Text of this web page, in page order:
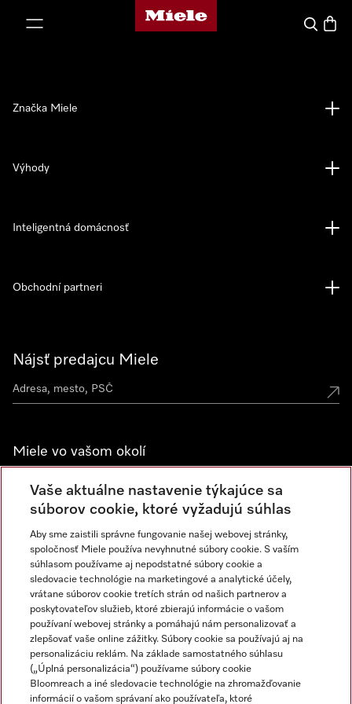
Domovská stránka spoločnosti Miele
Hľadať
Nájsť predajcu Miele
Miele vo vašom okolí
Spoznajte predajne Miele
Newsletter
Značka Miele
Výhody
Inteligentná domácnosť
Obchodní partneri
Miele na Instagrame
Miele na YouTube
Vaše aktuálne nastavenie týkajúce sa
súborov cookie, ktoré vyžadujú súhlas
Aby sme zaistili správne fungovanie našej webovej stránky,
spoločnosť Miele používa nevyhnutné súbory cookie. S vaším
súhlasom používame aj nepodstatné súbory cookie a
sledovacie technológie na marketingové a analytické účely,
vrátane súborov cookie tretích strán od našich partnerov a
poskytovateľov služieb, ktoré zbierajú informácie o vašom
používaní webovej stránky a pomáhajú nám personalizovať a
zlepšovať vaše online zážitky. Súbory cookie sa používajú aj na
personalizáciu reklám. Na základe samostatného súhlasu
(„Úplná personalizácia“) používame súbory cookie
Bloomreach a iné sledovacie technológie na zhromažďovanie
informácií o vašom správaní ako používateľa, ktoré